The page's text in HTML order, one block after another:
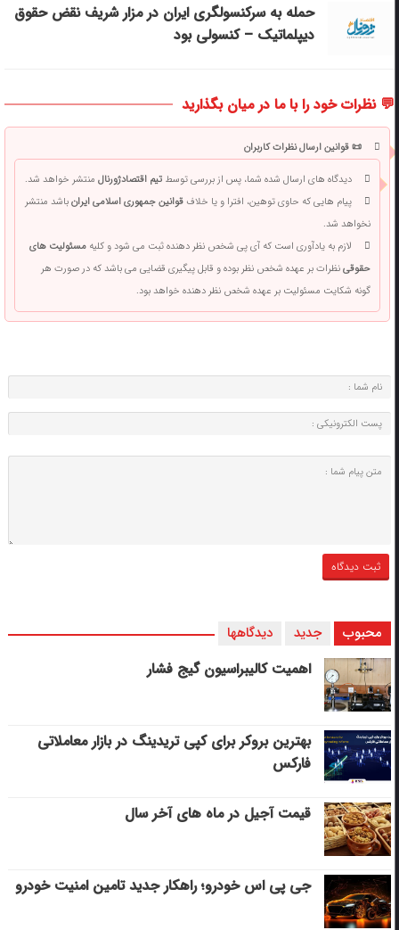
حمله به سرکنسولگری ایران در مزار شریف نقض حقوق
دیپلماتیک – کنسولی بود
💬 نظرات خود را با ما در میان بگذارید
📜 قوانین ارسال نظرات کاربران
دیدگاه های ارسال شده شما، پس از بررسی توسطتیم اقتصادژورنالمنتشر خواهد شد.
پیام هایی که حاوی توهین، افترا و یا خلافقوانین جمهوری اسلامی ایرانباشد منتشر
نخواهد شد.
لازم به یادآوری است که آی پی شخص نظر دهنده ثبت می شود و کلیهمسئولیت های
حقوقینظرات بر عهده شخص نظر بوده و قابل پیگیری قضایی می باشد که در صورت هر
گونه شکایت مسئولیت بر عهده شخص نظر دهنده خواهد بود.
محبوب جدید دیدگاهها
اهمیت کالیبراسیون گیج فشار
بهترین بروکر برای کپی‌ تریدینگ در بازار معاملاتی
فارکس
قیمت آجیل در ماه های آخر سال
جی پی اس خودرو؛ راهکار جدید تامین امنیت خودرو